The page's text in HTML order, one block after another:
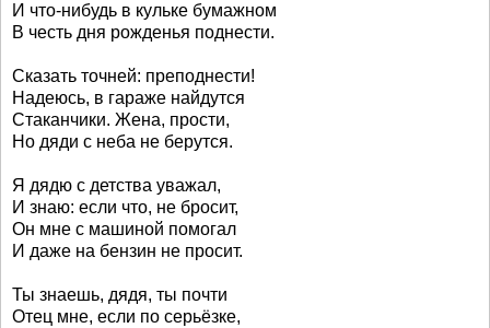
И что-нибудь в кульке бумажном
В честь дня рожденья поднести.
Сказать точней: преподнести!
Надеюсь, в гараже найдутся
Стаканчики. Жена, прости,
Но дяди с неба не берутся.
Я дядю с детства уважал,
И знаю: если что, не бросит,
Он мне с машиной помогал
И даже на бензин не просит.
Ты знаешь, дядя, ты почти
Отец мне, если по серьёзке,